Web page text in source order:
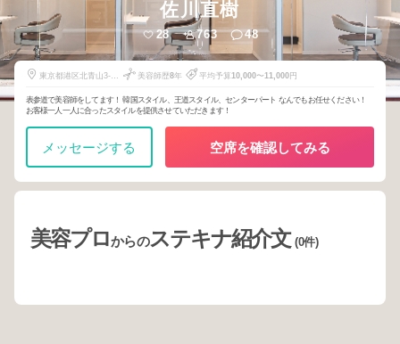
佐川直樹
28 763 48
東京都港区北青山3-
美容師歴8年 平均予算10,000〜11,000円
表参道で美容師をしてます！ 韓国スタイル、王道スタイル、センターパート なんでもお任せください！
お客様一人一人に合ったスタイルを提供させていただきます！
メッセージする 空席を確認してみる
美容プロからのステキナ紹介文(0件)